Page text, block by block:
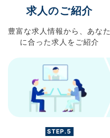
求人のご紹介
豊富な求人情報から、 あなた
に合った求人を ご紹介
STEP.5